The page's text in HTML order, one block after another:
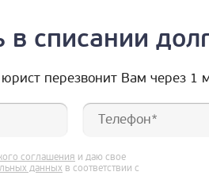
списании
перезвонит Вам через 1
соглашения и даю свое
данных в соответствии с